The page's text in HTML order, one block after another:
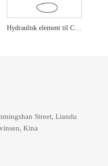
Street, Liandu
Kina